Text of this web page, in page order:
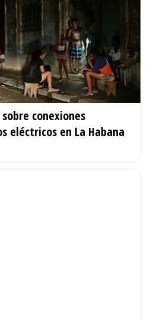
conexiones
eléctricos en La Habana